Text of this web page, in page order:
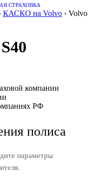
СТРАХОВКА
КАСКО на Volvo › Volvo
компании
РФ
полиса
параметры